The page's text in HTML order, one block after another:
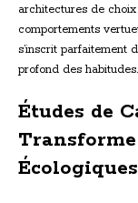
architectures de
comportements
s’inscrit parfaitement
profond des habitudes.
Études de
Écologiques